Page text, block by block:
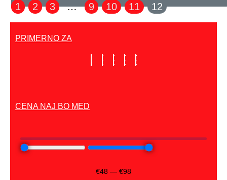
PRIMERNO ZA
CENA NAJ BO MED
€48 — €98
1 2 3 … 9 10 11 12